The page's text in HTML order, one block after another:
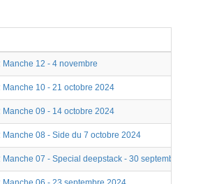
Manche 12 - 4 novembre
Manche 10 - 21 octobre 2024
Manche 09 - 14 octobre 2024
Manche 08 - Side du 7 octobre 2024
07 - Special deepstack - 30 septembre 2024